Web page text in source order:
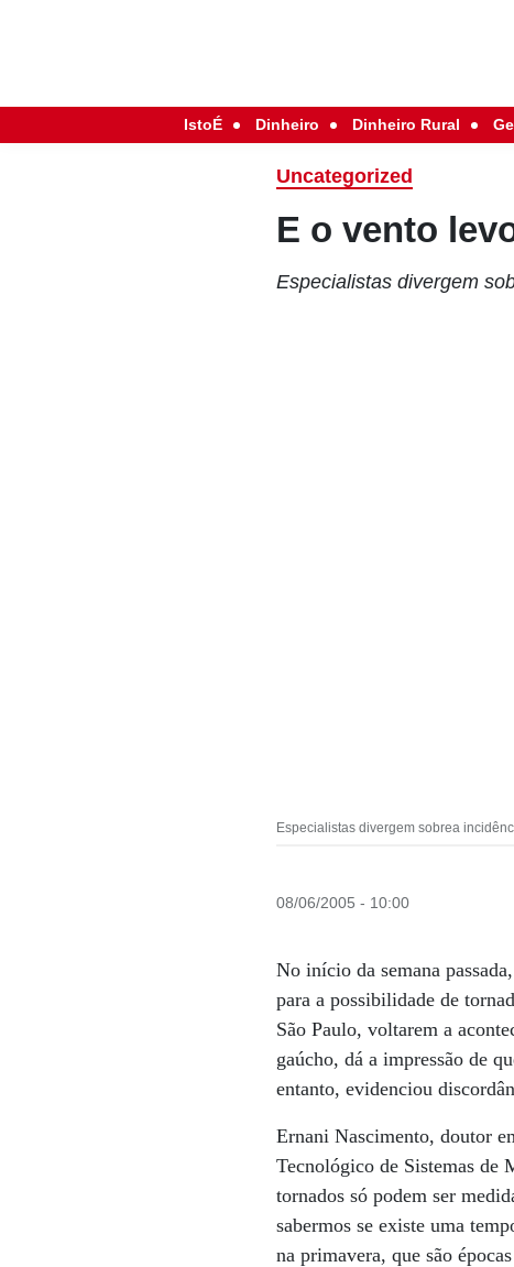
IstoÉ Dinheiro Dinheiro Rural
Uncategorized
E o vento
Especialistas divergem
Especialistas divergem sobrea
08/06/2005 - 10:00
No início da semana
para a possibilidade de
São Paulo, voltarem a
gaúcho, dá a impressão de
entanto, evidenciou
Ernani Nascimento, doutor
Tecnológico de Sistemas de
tornados só podem ser
sabermos se existe uma
na primavera, que são